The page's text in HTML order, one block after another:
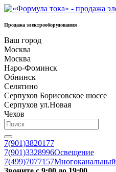
Продажа электрооборудования
Ваш город
Москва
Москва
Наро-Фоминск
Обнинск
Селятино
Серпухов Борисовское шоссе
Серпухов ул.Новая
Чехов
7(901)3820177
7(901)3328996Освещение
7(499)7077157Многоканальный